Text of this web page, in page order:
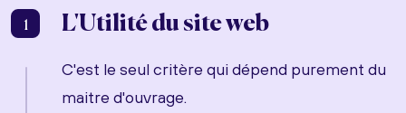
1 L'Utilité du site web
C'est le seul critère qui dépend purement du
maitre d'ouvrage.